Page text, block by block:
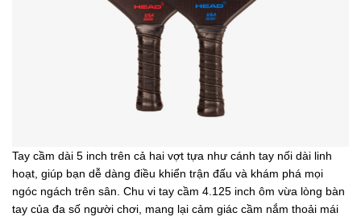
Tay cầm dài 5 inch trên cả hai vợt tựa như cánh tay nối dài linh
hoạt, giúp bạn dễ dàng điều khiển trận đấu và khám phá mọi
ngóc ngách trên sân. Chu vi tay cầm 4.125 inch ôm vừa lòng bàn
tay của đa số người chơi, mang lại cảm giác cầm nắm thoải mái